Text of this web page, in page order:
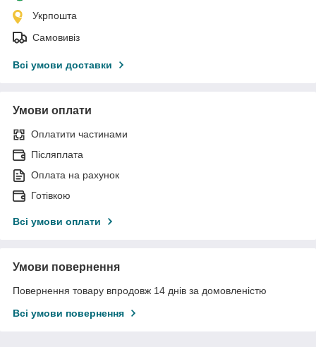
Укрпошта
Самовивіз
Всі умови доставки
Умови оплати
Оплатити частинами
Післяплата
Оплата на рахунок
Готівкою
Всі умови оплати
Умови повернення
Повернення товару впродовж 14 днів за домовленістю
Всі умови повернення